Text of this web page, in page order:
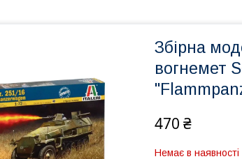
Збірна
вогнемет
470 ₴
Немає в наявності